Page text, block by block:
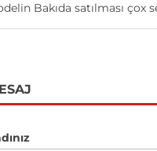
Bakıda satılması çox